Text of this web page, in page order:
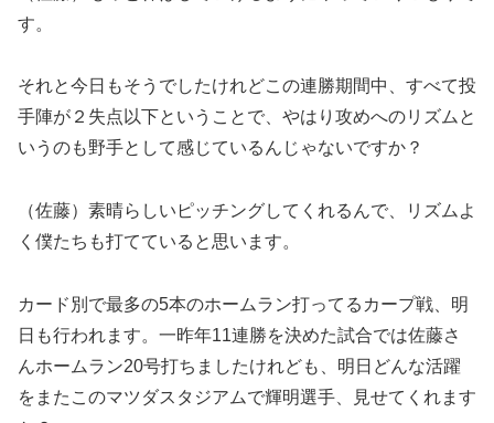
す。
それと今日もそうでしたけれどこの連勝期間中、すべて投
手陣が２失点以下ということで、やはり攻めへのリズムと
いうのも野手として感じているんじゃないですか？
（佐藤）素晴らしいピッチングしてくれるんで、リズムよ
く僕たちも打てていると思います。
カード別で最多の5本のホームラン打ってるカープ戦、明
日も行われます。一昨年11連勝を決めた試合では佐藤さ
んホームラン20号打ちましたけれども、明日どんな活躍
をまたこのマツダスタジアムで輝明選手、見せてくれます